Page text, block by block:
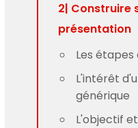
2| Construire
présentation
Les étapes
L'intérêt
générique
L'objectif